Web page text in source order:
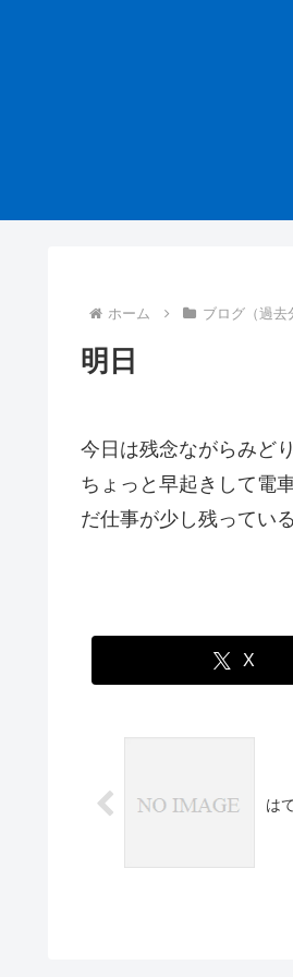
ホーム ブログ（過去
明日
今日は残念ながらみど
ちょっと早起きして
だ仕事が少し残ってい
X
は